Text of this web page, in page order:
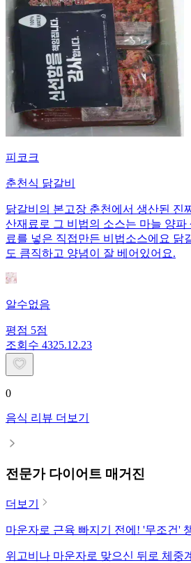
피코크
춘천식 닭갈비
닭갈비의 본고장 춘천에서 생산된 진
산재료로 그 비법의 소스는 마늘 양파
료를 넣은 직접만든 비법소스에요 닭
도 큼직하고 양념이 잘 베어있어요.
알수없음
평점 5점
조회수 4325.12.23
0
음식 리뷰 더보기
전문가 다이어트 매거진
더보기
마운자로 근육 빠지기 전에! '무조건'
위고비나 마운자로 맞으신 뒤로 체중